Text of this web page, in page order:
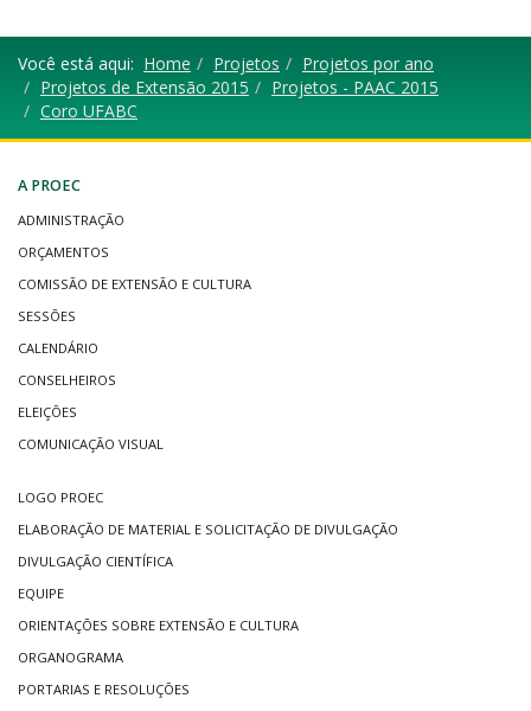
Você está aqui: Home Projetos
Projetos por ano
Projetos de Extensão 2015
Projetos - PAAC 2015
Coro UFABC
A PROEC
ADMINISTRAÇÃO
ORÇAMENTOS
COMISSÃO DE EXTENSÃO E CULTURA
SESSÕES
CALENDÁRIO
CONSELHEIROS
ELEIÇÕES
COMUNICAÇÃO VISUAL
LOGO PROEC
ELABORAÇÃO DE MATERIAL E SOLICITAÇÃO DE DIVULGAÇÃO
DIVULGAÇÃO CIENTÍFICA
EQUIPE
ORIENTAÇÕES SOBRE EXTENSÃO E CULTURA
ORGANOGRAMA
PORTARIAS E RESOLUÇÕES